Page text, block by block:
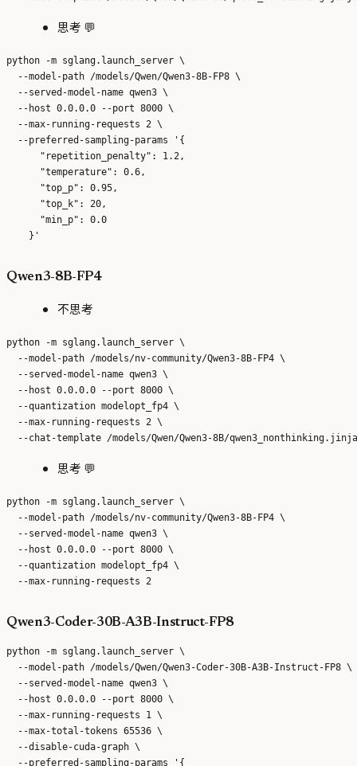
思考 💬
python -m sglang.launch_server \
  --model-path /models/Qwen/Qwen3-8B-FP8 \
  --served-model-name qwen3 \
  --host 0.0.0.0 --port 8000 \
  --max-running-requests 2 \
  --preferred-sampling-params '{
      "repetition_penalty": 1.2,
      "temperature": 0.6,
      "top_p": 0.95,
      "top_k": 20,
      "min_p": 0.0
Qwen3-8B-FP4
不思考
python -m sglang.launch_server \
  --model-path /models/nv-community/Qwen3-8B-FP4 \
  --served-model-name qwen3 \
  --host 0.0.0.0 --port 8000 \
  --quantization modelopt_fp4 \
  --max-running-requests 2 \
思考 💬
python -m sglang.launch_server \
  --model-path /models/nv-community/Qwen3-8B-FP4 \
  --served-model-name qwen3 \
  --host 0.0.0.0 --port 8000 \
  --quantization modelopt_fp4 \
Qwen3-Coder-30B-A3B-Instruct-FP8
python -m sglang.launch_server \
  --model-path /models/Qwen/Qwen3-Coder-30B-A3B-Instruct-FP8 \
  --served-model-name qwen3 \
  --host 0.0.0.0 --port 8000 \
  --max-running-requests 1 \
  --max-total-tokens 65536 \
  --disable-cuda-graph \
  --preferred-sampling-params '{